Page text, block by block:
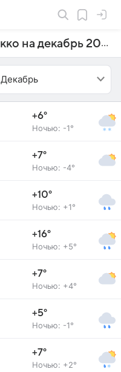
Прогноз погоды в Никко на декабрь 2018 года
Декабрь
+6°
Ночью: -1°
+7°
Ночью: -4°
+10°
Ночью: +1°
+16°
Ночью: +5°
+7°
Ночью: +4°
+5°
Ночью: -1°
+7°
Ночью: +2°